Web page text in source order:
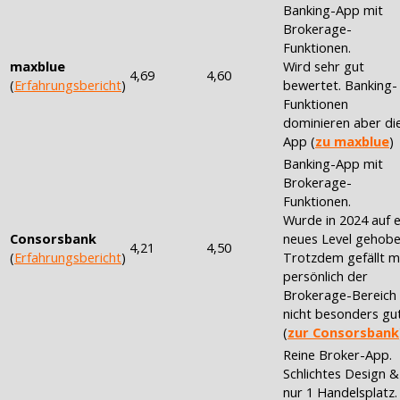
maxblue
(Erfahrungsbericht)
4,69 4,60
Banking-App mit
Brokerage-
Funktionen.
Wird sehr gut
bewertet. Banking-
Funktionen
dominieren aber
App (zu maxblue)
Consorsbank
(Erfahrungsbericht)
4,21 4,50
Banking-App mit
Brokerage-
Funktionen.
Wurde in 2024 auf
neues Level
Trotzdem gefällt
persönlich der
Brokerage-Bereich
nicht besonders
(zur Consorsbank
Reine Broker-App.
Schlichtes Design &
nur 1 Handelsplatz.